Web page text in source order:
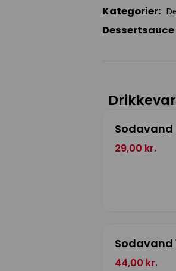
Kategorier:
Dessertsauce
Sodavand
29,00 kr.
Sodavand
44,00 kr.